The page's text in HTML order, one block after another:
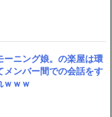
ーニング娘。の楽屋は環
メンバー間での会話をす
ｗｗ